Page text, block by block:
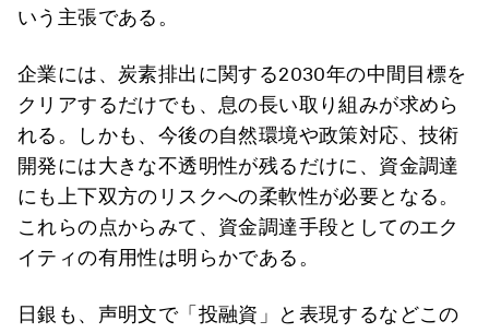
いう主張である。
企業には、炭素排出に関する2030年の中間目標を
クリアするだけでも、息の長い取り組みが求めら
れる。しかも、今後の自然環境や政策対応、技術
開発には大きな不透明性が残るだけに、資金調達
にも上下双方のリスクへの柔軟性が必要となる。
これらの点からみて、資金調達手段としてのエク
イティの有用性は明らかである。
日銀も、声明文で「投融資」と表現するなどこの